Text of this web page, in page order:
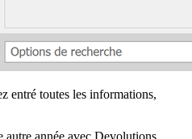
entré toutes les informations,
année avec Devolutions